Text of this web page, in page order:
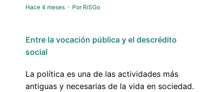
Hace 4 meses Por RiSGo
Entre la vocación pública y el descrédito
social
La política es una de las actividades más
antiguas y necesarias de la vida en sociedad.